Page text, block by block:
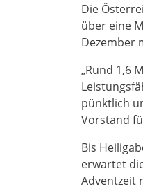
Die
über eine
Dezember
„Rund 1,6
pünktlich
Vorstand
Bis
erwartet
Adventzeit